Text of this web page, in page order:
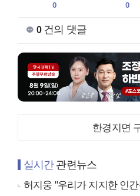
0
0
0건의 댓글
한경지면
실시간관련뉴스
허지웅 "우리가 지지한 인간들